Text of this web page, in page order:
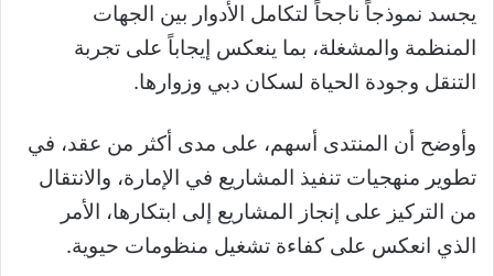
يجسد نموذجاً ناجحاً لتكامل الأدوار بين الجهات
المنظمة والمشغلة، بما ينعكس إيجاباً على تجربة
التنقل وجودة الحياة لسكان دبي وزوارها.
وأوضح أن المنتدى أسهم، على مدى أكثر من عقد، في
تطوير منهجيات تنفيذ المشاريع في الإمارة، والانتقال
من التركيز على إنجاز المشاريع إلى ابتكارها، الأمر
الذي انعكس على كفاءة تشغيل منظومات حيوية.